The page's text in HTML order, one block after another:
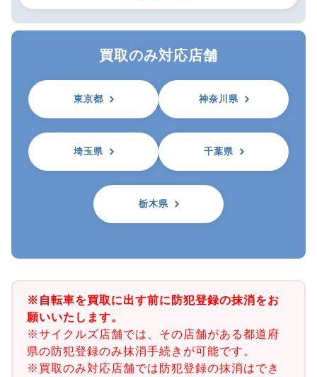
買取のみ対応店舗
東京都 神奈川県
埼玉県 千葉県
栃木県
※自転車を買取に出す前に防犯登録の抹消をお
願いいたします。
※サイクルズ店舗では、その店舗がある都道府
県の防犯登録のみ抹消手続きが可能です。
※買取のみ対応店舗では防犯登録の抹消はでき